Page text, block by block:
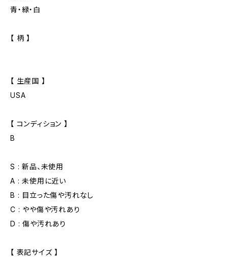
青・緑・白
【 柄 】
【 生産国 】
USA
【 コンディション 】
B
S : 新品、未使用
A : 未使用に近い
B : 目立った傷や汚れなし
C : やや傷や汚れあり
D : 傷や汚れあり
【 表記サイズ 】